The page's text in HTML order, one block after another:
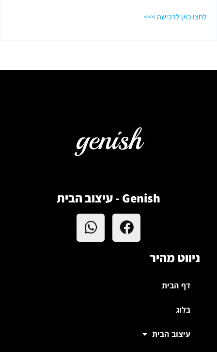
לחצו כאן לרכישה >>>
Genish - עיצוב הבית
ניווט מהיר
דף הבית
בלוג
עיצוב הבית